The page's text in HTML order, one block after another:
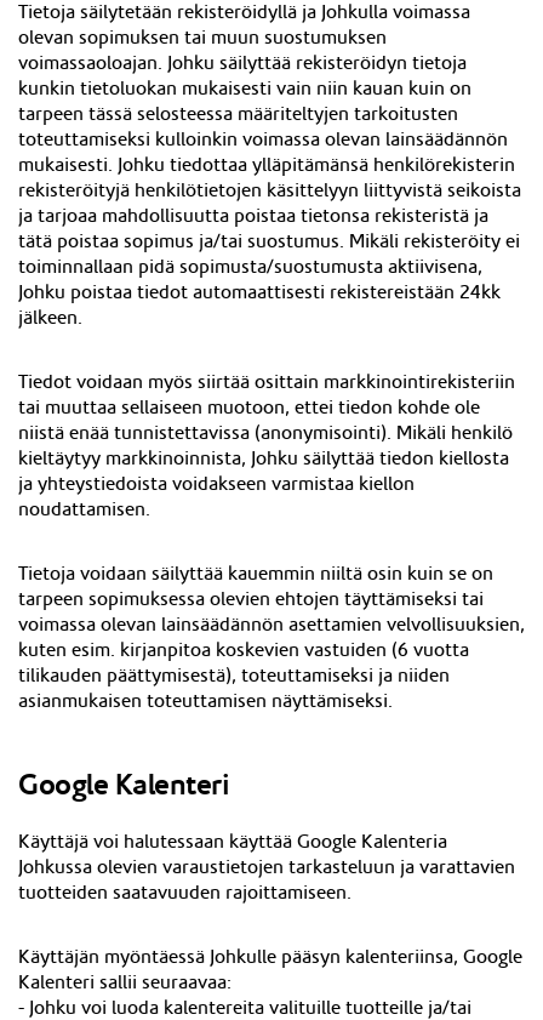
Tietoja säilytetään rekisteröidyllä ja Johkulla voimassa
olevan sopimuksen tai muun suostumuksen
voimassaoloajan. Johku säilyttää rekisteröidyn tietoja
kunkin tietoluokan mukaisesti vain niin kauan kuin on
tarpeen tässä selosteessa määriteltyjen tarkoitusten
toteuttamiseksi kulloinkin voimassa olevan lainsäädännön
mukaisesti. Johku tiedottaa ylläpitämänsä henkilörekisterin
rekisteröityjä henkilötietojen käsittelyyn liittyvistä seikoista
ja tarjoaa mahdollisuutta poistaa tietonsa rekisteristä ja
tätä poistaa sopimus ja/tai suostumus. Mikäli rekisteröity ei
toiminnallaan pidä sopimusta/suostumusta aktiivisena,
Johku poistaa tiedot automaattisesti rekistereistään 24kk
jälkeen.
Tiedot voidaan myös siirtää osittain markkinointirekisteriin
tai muuttaa sellaiseen muotoon, ettei tiedon kohde ole
niistä enää tunnistettavissa (anonymisointi). Mikäli henkilö
kieltäytyy markkinoinnista, Johku säilyttää tiedon kiellosta
ja yhteystiedoista voidakseen varmistaa kiellon
noudattamisen.
Tietoja voidaan säilyttää kauemmin niiltä osin kuin se on
tarpeen sopimuksessa olevien ehtojen täyttämiseksi tai
voimassa olevan lainsäädännön asettamien velvollisuuksien,
kuten esim. kirjanpitoa koskevien vastuiden (6 vuotta
tilikauden päättymisestä), toteuttamiseksi ja niiden
asianmukaisen toteuttamisen näyttämiseksi.
Google Kalenteri
Käyttäjä voi halutessaan käyttää Google Kalenteria
Johkussa olevien varaustietojen tarkasteluun ja varattavien
tuotteiden saatavuuden rajoittamiseen.
Käyttäjän myöntäessä Johkulle pääsyn kalenteriinsa, Google
Kalenteri sallii seuraavaa:
- Johku voi luoda kalentereita valituille tuotteille ja/tai